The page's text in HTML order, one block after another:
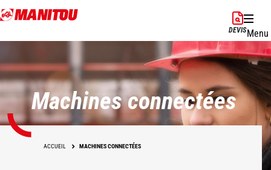
Aller
au
DEVISMenu
Machines connectées
ACCUEIL MACHINES CONNECTÉES